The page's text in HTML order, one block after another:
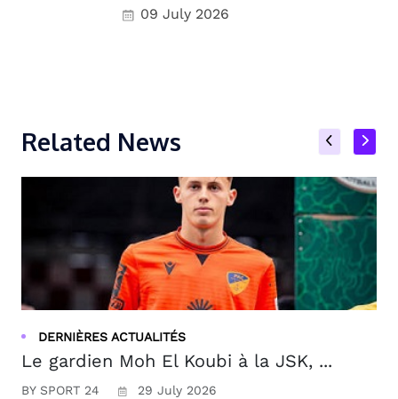
09 July 2026
Related News
DERNIÈRES ACTUALITÉS
Le gardien Moh El Koubi à la JSK, ...
BY SPORT 24 29 July 2026